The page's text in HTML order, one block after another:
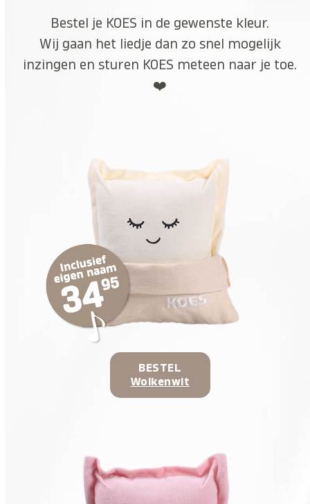
Bestel je KOES in de gewenste kleur.
Wij gaan het liedje dan zo snel mogelijk
inzingen en sturen KOES meteen naar je toe.
❤️
BESTEL
Wolkenwit